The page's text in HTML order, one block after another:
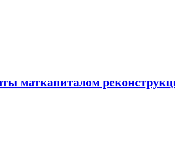
маткапиталом